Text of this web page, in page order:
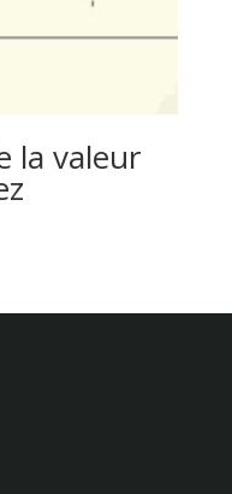
la valeur